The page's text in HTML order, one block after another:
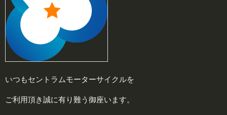
いつもセントラムモーターサイクルを
ご利用頂き誠に有り難う御座います。